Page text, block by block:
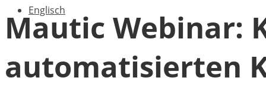
Englisch
Mautic Webinar:
automatisierten